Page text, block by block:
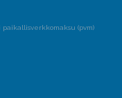
(pvm)